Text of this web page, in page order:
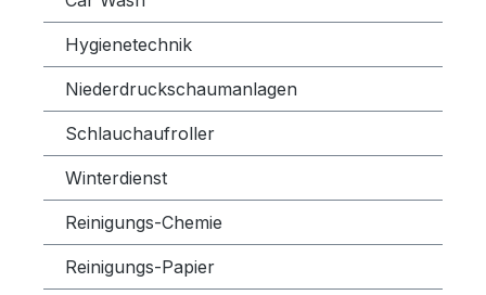
Hygienetechnik
Niederdruckschaumanlagen
Schlauchaufroller
Winterdienst
Reinigungs-Chemie
Reinigungs-Papier